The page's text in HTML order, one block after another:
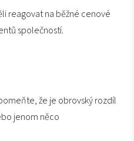
reagovat na běžné cenové
společností.
že je obrovský rozdíl
jenom něco